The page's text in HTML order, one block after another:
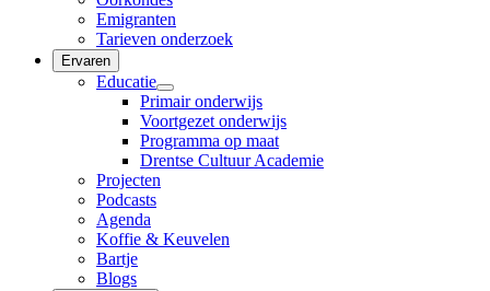
Emigranten
Tarieven onderzoek
Ervaren
Educatie
Primair onderwijs
Voortgezet onderwijs
Programma op maat
Drentse Cultuur Academie
Projecten
Podcasts
Agenda
Koffie & Keuvelen
Bartje
Blogs